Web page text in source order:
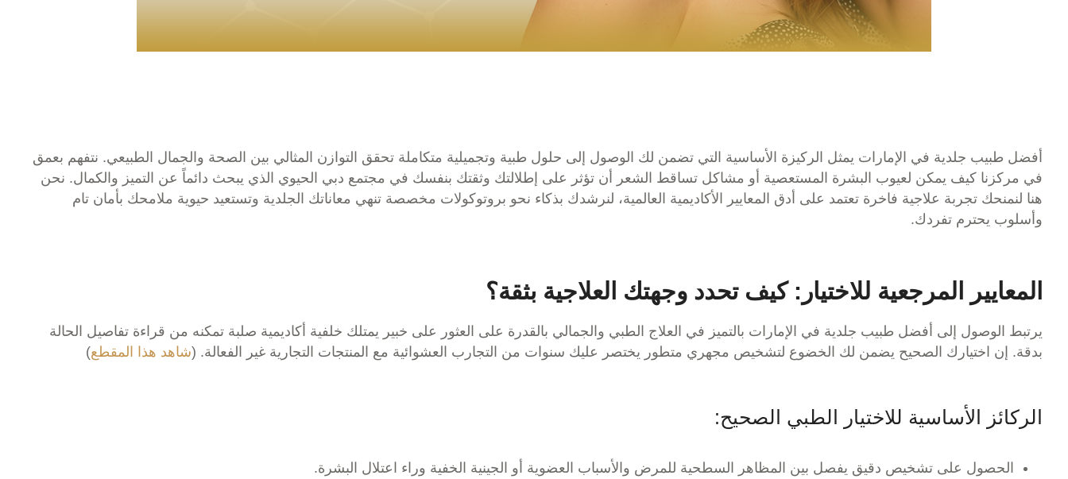
أفضل طبيب جلدية في الإمارات يمثل الركيزة الأساسية التي تضمن لك الوصول إلى حلول طبية وتجميلية متكاملة تحقق التوازن المثالي بين الصحة والجمال الطبيعي. نتفهم بعمق
في مركزنا كيف يمكن لعيوب البشرة المستعصية أو مشاكل تساقط الشعر أن تؤثر على إطلالتك وثقتك بنفسك في مجتمع دبي الحيوي الذي يبحث دائماً عن التميز والكمال. نحن
هنا لنمنحك تجربة علاجية فاخرة تعتمد على أدق المعايير الأكاديمية العالمية، لنرشدك بذكاء نحو بروتوكولات مخصصة تنهي معاناتك الجلدية وتستعيد حيوية ملامحك بأمان تام
وأسلوب يحترم تفردك.
المعايير المرجعية للاختيار: كيف تحدد وجهتك العلاجية بثقة؟
يرتبط الوصول إلى أفضل طبيب جلدية في الإمارات بالتميز في العلاج الطبي والجمالي بالقدرة على العثور على خبير يمتلك خلفية أكاديمية صلبة تمكنه من قراءة تفاصيل الحالة
بدقة. إن اختيارك الصحيح يضمن لك الخضوع لتشخيص مجهري متطور يختصر عليك سنوات من التجارب العشوائية مع المنتجات التجارية غير الفعالة. (شاهد هذا المقطع)
الركائز الأساسية للاختيار الطبي الصحيح:
الحصول على تشخيص دقيق يفصل بين المظاهر السطحية للمرض والأسباب العضوية أو الجينية الخفية وراء اعتلال البشرة.